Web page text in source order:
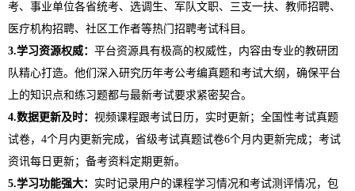
考、事业单位各省统考、选调生、军队文职、三支一扶、教师招聘、
医疗机构招聘、社区工作者等热门招聘考试科目。
3.学习资源权威： 平台资源具有极高的权威性，内容由专业的教研团
队精心打造。他们深入研究历年考公考编真题和考试大纲，确保平台
上的知识点和练习题都与最新考试要求紧密契合。
4.数据更新及时： 视频课程跟考试日历，实时更新；全国性考试真题
试卷，4个月内更新完成，省级考试真题试卷6个月内更新完成；考试
资讯每日更新；备考资料定期更新。
5.学习功能强大： 实时记录用户的课程学习情况和考试测评情况，包